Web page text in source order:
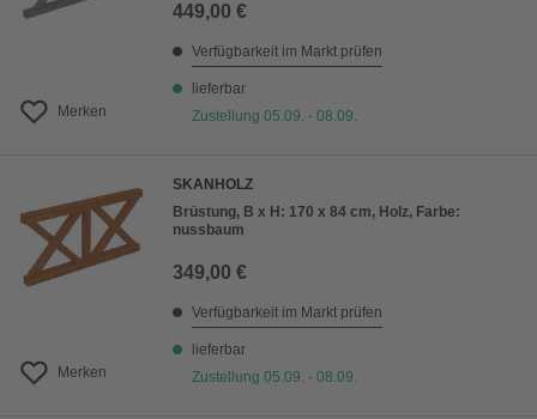
Merken
449,00 €
Verfügbarkeit im Markt prüfen
lieferbar
Zustellung 05.09. - 08.09.
Merken
SKANHOLZ
Brüstung, B x H: 170 x 84 cm, Holz, Farbe:
nussbaum
349,00 €
Verfügbarkeit im Markt prüfen
lieferbar
Zustellung 05.09. - 08.09.